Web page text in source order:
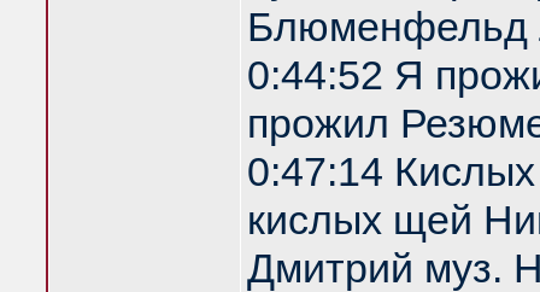
Блюменфельд
0:44:52 Я
прожил
0:47:14
кислых щей
Дмитрий муз.